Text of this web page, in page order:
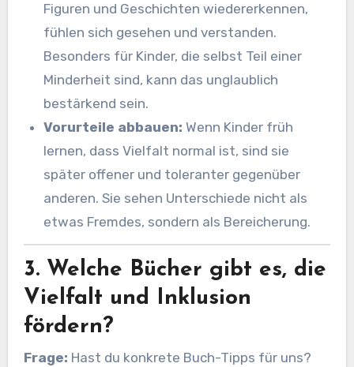
Figuren und Geschichten wiedererkennen,
fühlen sich gesehen und verstanden.
Besonders für Kinder, die selbst Teil einer
Minderheit sind, kann das unglaublich
bestärkend sein.
Vorurteile abbauen: Wenn Kinder früh
lernen, dass Vielfalt normal ist, sind sie
später offener und toleranter gegenüber
anderen. Sie sehen Unterschiede nicht als
etwas Fremdes, sondern als Bereicherung.
3. Welche Bücher gibt es, die
Vielfalt und Inklusion
fördern?
Frage: Hast du konkrete Buch-Tipps für uns?